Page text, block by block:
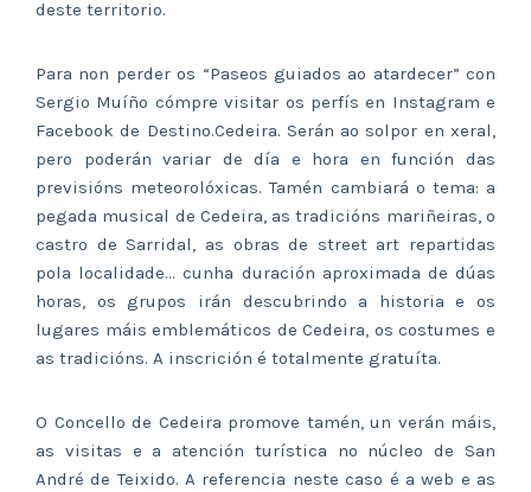
deste territorio.
Para non perder os “Paseos guiados ao atardecer” con
Sergio Muíño cómpre visitar os perfís en Instagram e
Facebook de Destino.Cedeira. Serán ao solpor en xeral,
pero poderán variar de día e hora en función das
previsións meteorolóxicas. Tamén cambiará o tema: a
pegada musical de Cedeira, as tradicións mariñeiras, o
castro de Sarridal, as obras de street art repartidas
pola localidade… cunha duración aproximada de dúas
horas, os grupos irán descubrindo a historia e os
lugares máis emblemáticos de Cedeira, os costumes e
as tradicións. A inscrición é totalmente gratuíta.
O Concello de Cedeira promove tamén, un verán máis,
as visitas e a atención turística no núcleo de San
André de Teixido. A referencia neste caso é a web e as